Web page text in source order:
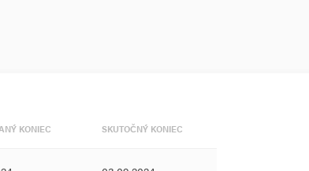
KONIEC SKUTOČNÝ KONIEC